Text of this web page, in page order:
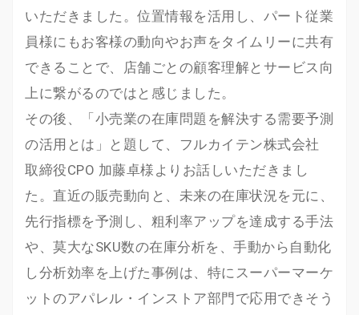
いただきました。位置情報を活用し、パート従業
員様にもお客様の動向やお声をタイムリーに共有
できることで、店舗ごとの顧客理解とサービス向
上に繋がるのではと感じました。
その後、「小売業の在庫問題を解決する需要予測
の活用とは」と題して、フルカイテン株式会社
取締役CPO 加藤卓様よりお話しいただきまし
た。直近の販売動向と、未来の在庫状況を元に、
先行指標を予測し、粗利率アップを達成する手法
や、莫大なSKU数の在庫分析を、手動から自動化
し分析効率を上げた事例は、特にスーパーマーケ
ットのアパレル・インストア部門で応用できそう